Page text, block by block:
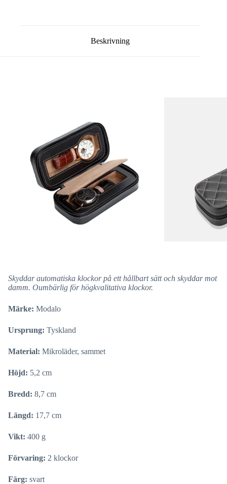
Beskrivning
Skyddar automatiska klockor på ett hållbart sätt och skyddar mot
damm. Oumbärlig för högkvalitativa klockor.
Märke: Modalo
Ursprung: Tyskland
Material: Mikroläder, sammet
Höjd: 5,2 cm
Bredd: 8,7 cm
Längd: 17,7 cm
Vikt: 400 g
Förvaring: 2 klockor
Färg: svart